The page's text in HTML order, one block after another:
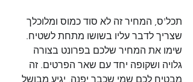
תכל'ס, המחיר זה לא סוד כמוס ומלוכלך
שצריך לדבר עליו בשושו מתחת לשטיח.
שימו את המחיר שלכם בפרונט בצורה
גלויה ושקופה יחד עם שאר הפרטים. זה
מבטיח לכם שמי שכבר יפנה, יגיע מבושל